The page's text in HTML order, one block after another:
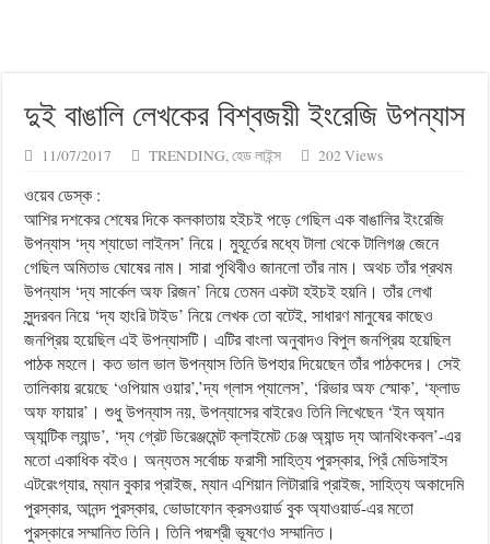
দুই বাঙালি লেখকের বিশ্বজয়ী ইংরেজি উপন্যাস
11/07/2017 TRENDING,হেড লাইন্স 202 Views
ওয়েব ডেস্ক :
আশির দশকের শেষের দিকে কলকাতায় হইচই পড়ে গেছিল এক বাঙালির ইংরেজি
উপন্যাস ‘দ্য শ্যাডো লাইনস’ নিয়ে। মুহূর্তের মধ্যে টালা থেকে টালিগঞ্জ জেনে
গেছিল অমিতাভ ঘোষের নাম। সারা পৃথিবীও জানলো তাঁর নাম। অথচ তাঁর প্রথম
উপন্যাস ‘দ্য সার্কেল অফ রিজন’ নিয়ে তেমন একটা হইচই হয়নি। তাঁর লেখা
সুন্দরবন নিয়ে ‘দ্য হাংরি টাইড’ নিয়ে লেখক তো বটেই, সাধারণ মানুষের কাছেও
জনপ্রিয় হয়েছিল এই উপন্যাসটি। এটির বাংলা অনুবাদও বিপুল জনপ্রিয় হয়েছিল
পাঠক মহলে। কত ভাল ভাল উপন্যাস তিনি উপহার দিয়েছেন তাঁর পাঠকদের। সেই
তালিকায় রয়েছে ‘ওপিয়াম ওয়ার’,’দ্য গ্লাস প্যালেস’, ‘রিভার অফ স্মোক’, ‘ফ্লাড
অফ ফায়ার’। শুধু উপন্যাস নয়, উপন্যাসের বাইরেও তিনি লিখেছেন ‘ইন অ্যান
অ্যান্টিক ল্যান্ড’, ‘দ্য গ্রেট ডিরেঞ্জমেন্ট ক্লাইমেট চেঞ্জ অ্যান্ড দ্য আনথিংকবল’-এর
মতো একাধিক বইও। অন্যতম সর্বোচ্চ ফরাসী সাহিত্য পুরস্কার, প্রিঁ মেডিসাইস
এটরেংগ্যার, ম্যান বুকার প্রাইজ, ম্যান এশিয়ান লিটারারি প্রাইজ, সাহিত্য অকাদেমি
পুরস্কার, আনন্দ পুরস্কার, ভোডাফোন ক্রসওয়ার্ড বুক অ্যাওয়ার্ড-এর মতো
পুরস্কারে সম্মানিত তিনি। তিনি পদ্মশ্রী ভূষণেও সম্মানিত।